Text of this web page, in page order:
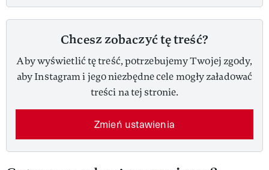
Chcesz zobaczyć tę treść?
Aby wyświetlić tę treść, potrzebujemy Twojej zgody,
aby Instagram i jego niezbędne cele mogły załadować
treści na tej stronie.
Zmień ustawienia